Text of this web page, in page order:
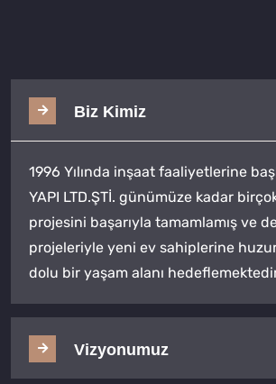
Biz Kimiz
1996 Yılında inşaat faaliyetlerine
YAPI LTD.ŞTİ. günümüze kadar
projesini başarıyla tamamlamış ve
projeleriyle yeni ev sahiplerine
dolu bir yaşam alanı
Vizyonumuz